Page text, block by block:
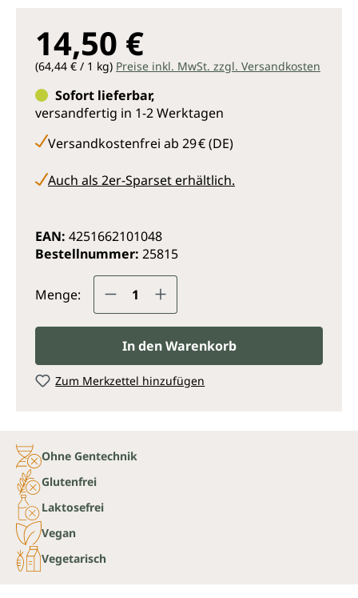
14,50 €
(64,44 € / 1 kg) Preise inkl. MwSt. zzgl. Versandkosten
Sofort lieferbar,
versandfertig in 1-2 Werktagen
Versandkostenfrei ab 29 € (DE)
Auch als 2er-Sparset erhältlich.
EAN: 4251662101048
Bestellnummer: 25815
Menge: Produkt Anzahl: Gib den
In den Warenkorb
Zum Merkzettel hinzufügen
Ohne Gentechnik
Glutenfrei
Laktosefrei
Vegan
Vegetarisch